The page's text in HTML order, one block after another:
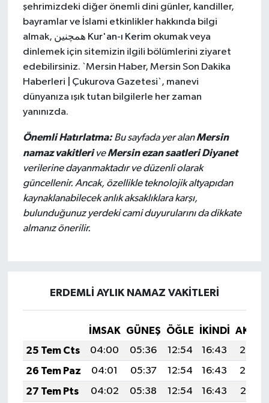
şehrimizdeki diğer önemli dini günler, kandiller,
bayramlar ve İslami etkinlikler hakkında bilgi
Kur'an-ı Kerim okumak veya
dinlemek için sitemizin ilgili bölümlerini ziyaret
edebilirsiniz. `Mersin Haber, Mersin Son Dakika
Haberleri | Çukurova Gazetesi`, manevi
dünyanıza ışık tutan bilgilerle her zaman
yanınızda.
Önemli Hatırlatma:Bu sayfada yer alanMersin
namaz vakitleriveMersin ezan saatleri Diyanet
verilerine dayanmaktadır ve düzenli olarak
güncellenir. Ancak, özellikle teknolojik altyapıdan
kaynaklanabilecek anlık aksaklıklara karşı,
bulunduğunuz yerdeki cami duyurularını da dikkate
almanız önerilir.
ERDEMLİ AYLIK NAMAZ VAKITLERI
İMSAK GÜNEŞ ÖĞLE İKINDI
25 Tem Cts
04:00 05:36 12:54 16:43
20:03
26 Tem Paz
04:01 05:37 12:54 16:43
20:02
27 Tem Pts
04:02 05:38 12:54 16:43
20:01